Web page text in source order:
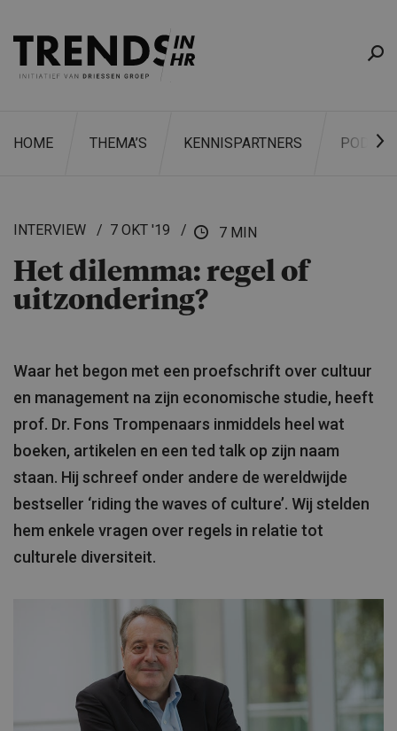
HOME THEMA’S KENNISPARTNERS
ZOEKEN
INTERVIEW 7 OKT '19 7 MIN
Het dilemma: regel of
uitzonde­ring?
Waar het begon met een proefschrift over cultuur
en management na zijn economische studie, heeft
prof. Dr. Fons Trompenaars inmiddels heel wat
boeken, artikelen en een ted talk op zijn naam
staan. Hij schreef onder andere de wereldwijde
bestseller ‘riding the waves of culture’. Wij stelden
hem enkele vragen over regels in relatie tot
culturele diversiteit.